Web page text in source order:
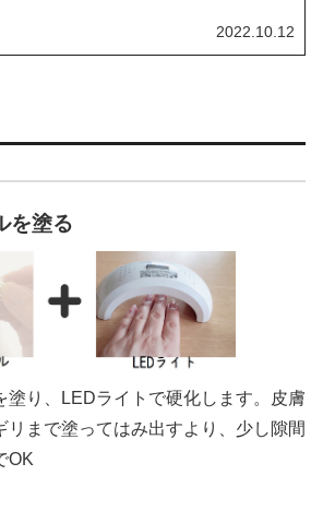
2022.10.12
を塗る
塗り、LEDライトで硬化します。皮膚
リまで塗ってはみ出すより、少し隙間
OK